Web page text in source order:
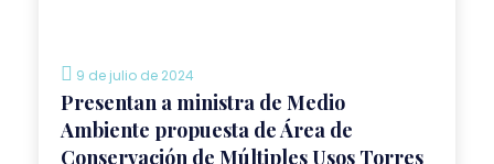
9 de julio de 2024
Presentan a ministra de Medio
Ambiente propuesta de Área de
Conservación de Múltiples Usos Torres